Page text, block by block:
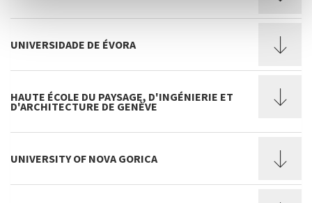
UNIVERSIDADE DE ÉVORA
HAUTE ÉCOLE DU PAYSAGE, D'INGÉNIERIE ET
D'ARCHITECTURE DE GENÈVE
UNIVERSITY OF NOVA GORICA